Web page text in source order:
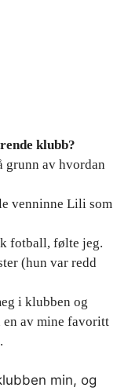
klubb?
grunn av hvordan
venninne Lili som
fotball, følte jeg.
(hun var redd
i klubben og
av mine favoritt
min, og